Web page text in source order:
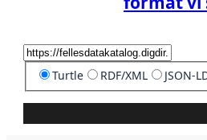
Turtle RDF/XML JSON-